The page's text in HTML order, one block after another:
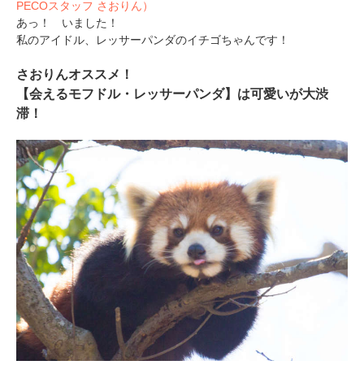
PECOスタッフ さおりん）
あっ！ いました！
私のアイドル、レッサーパンダのイチゴちゃんです！
さおりんオススメ！
【会えるモフドル・レッサーパンダ】は可愛いが大渋
滞！